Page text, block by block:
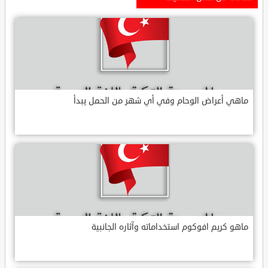
ماهي أعراض الوحام وفي أي شهر من الحمل يبدأ
ماهو كريم افوكوم استخداماته وآثاره الجانبية